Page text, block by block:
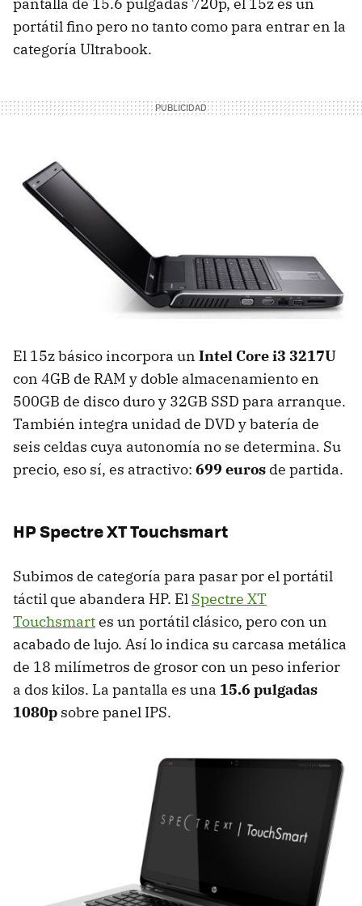
portátil fino pero no tanto como para entrar en la
categoría Ultrabook.
El 15z básico incorpora un Intel Core i3 3217U
con 4GB de RAM y doble almacenamiento en
500GB de disco duro y 32GB SSD para arranque.
También integra unidad de DVD y batería de
seis celdas cuya autonomía no se determina. Su
precio, eso sí, es atractivo: 699 euros de partida.
HP Spectre XT Touchsmart
Subimos de categoría para pasar por el portátil
táctil que abandera HP. El Spectre XT
Touchsmartes un portátil clásico, pero con un
acabado de lujo. Así lo indica su carcasa metálica
de 18 milímetros de grosor con un peso inferior
a dos kilos. La pantalla es una 15.6 pulgadas
1080p sobre panel IPS.